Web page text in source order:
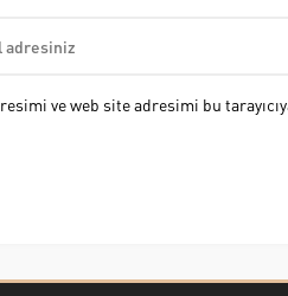
ve web site adresimi bu